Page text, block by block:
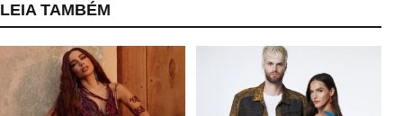
LEIA TAMBÉM